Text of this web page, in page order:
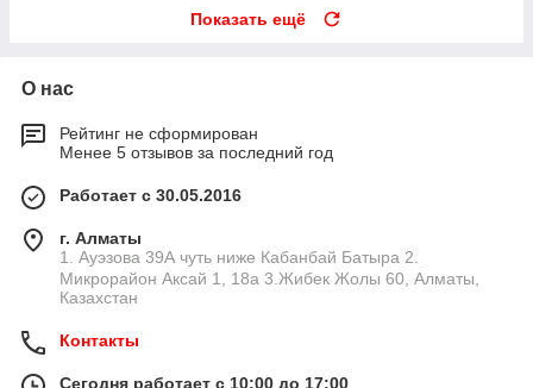
Показать ещё
О нас
Рейтинг не сформирован
Менее 5 отзывов за последний год
Работает с 30.05.2016
г. Алматы
1. Ауэзова 39А чуть ниже Кабанбай Батыра ㅤㅤㅤㅤㅤㅤㅤㅤㅤㅤㅤㅤㅤㅤ2. ​
Микрорайон Аксай 1, 18а 3.Жибек Жолы 60, Алматы,
Казахстан
Контакты
Сегодня работает с 10:00 до 17:00